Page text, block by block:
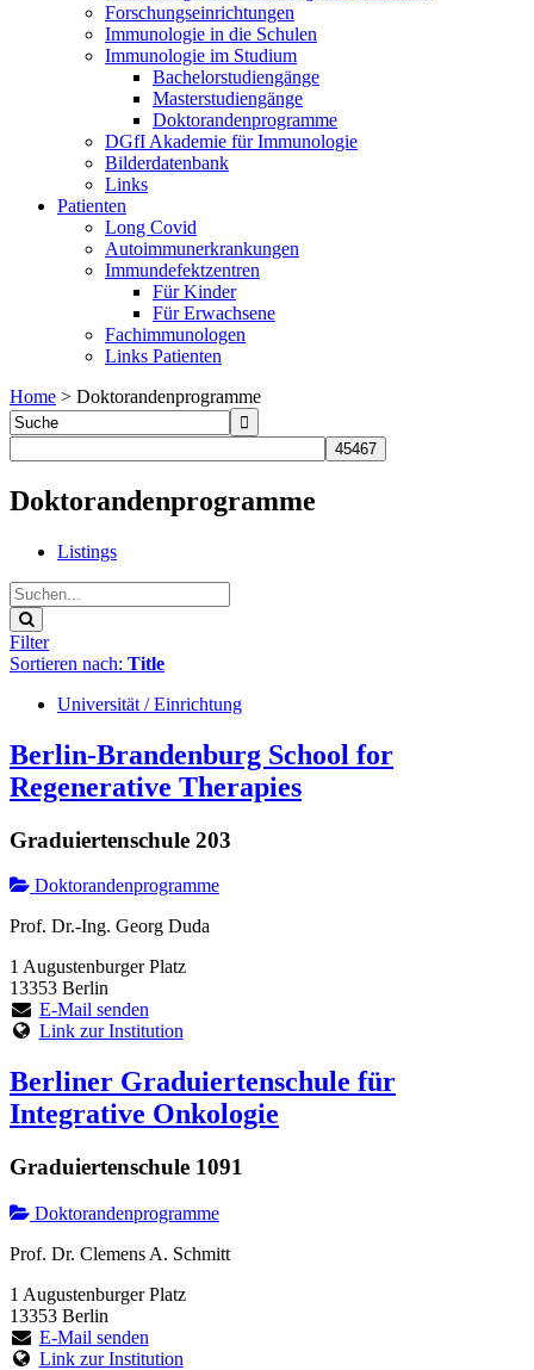
Forschungseinrichtungen
Immunologie in die Schulen
Immunologie im Studium
Bachelorstudiengänge
Masterstudiengänge
Doktorandenprogramme
DGfI Akademie für Immunologie
Bilderdatenbank
Links
Patienten
Long Covid
Autoimmunerkrankungen
Immundefektzentren
Für Kinder
Für Erwachsene
Fachimmunologen
Links Patienten
Home > Doktorandenprogramme
Doktorandenprogramme
Listings
Filter
Sortieren nach: Title
Universität / Einrichtung
Berlin-Brandenburg School for
Regenerative Therapies
Graduiertenschule 203
Doktorandenprogramme
Prof. Dr.-Ing. Georg Duda
1 Augustenburger Platz
13353 Berlin
E-Mail senden
Link zur Institution
Berliner Graduiertenschule für
Integrative Onkologie
Graduiertenschule 1091
Doktorandenprogramme
Prof. Dr. Clemens A. Schmitt
1 Augustenburger Platz
13353 Berlin
E-Mail senden
Link zur Institution